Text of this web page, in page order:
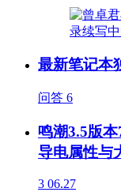
最新笔记本
问答 6
鸣潮3.5版本
导电属性与
3 06.27